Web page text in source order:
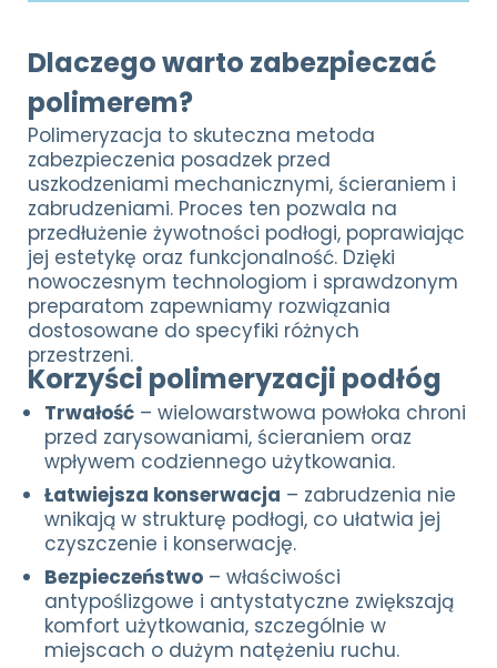
Dlaczego warto zabezpieczać
polimerem?
Polimeryzacja to skuteczna metoda
zabezpieczenia posadzek przed
uszkodzeniami mechanicznymi, ścieraniem i
zabrudzeniami. Proces ten pozwala na
przedłużenie żywotności podłogi, poprawiając
jej estetykę oraz funkcjonalność. Dzięki
nowoczesnym technologiom i sprawdzonym
preparatom zapewniamy rozwiązania
dostosowane do specyfiki różnych
przestrzeni.
Korzyści polimeryzacji podłóg
Trwałość – wielowarstwowa powłoka chroni
przed zarysowaniami, ścieraniem oraz
wpływem codziennego użytkowania.
Łatwiejsza konserwacja – zabrudzenia nie
wnikają w strukturę podłogi, co ułatwia jej
czyszczenie i konserwację.
Bezpieczeństwo – właściwości
antypoślizgowe i antystatyczne zwiększają
komfort użytkowania, szczególnie w
miejscach o dużym natężeniu ruchu.